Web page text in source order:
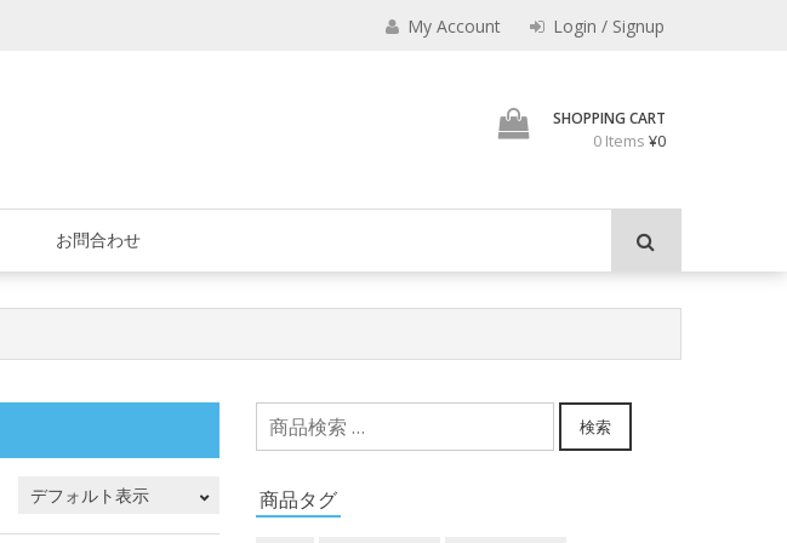
君とよくこの店でみの
My Account Login / Signup
SHOPPING CART
0 Items ¥0
お問合わせ
検
索
象:
検索
商品タグ